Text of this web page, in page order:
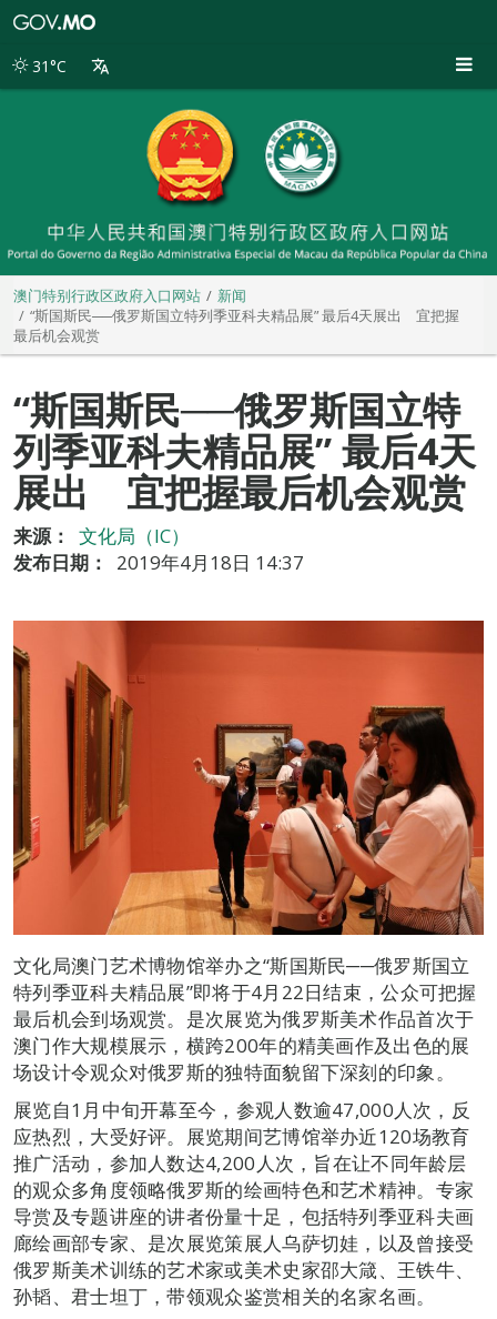
别
31°C
澳门特别行政区政府入口网站
新闻
“斯国斯民──俄罗斯国立特列季亚科夫精品展” 最后4天展出 宜把握
最后机会观赏
“斯国斯民──俄罗斯国立特
列季亚科夫精品展” 最后4天
展出 宜把握最后机会观赏
来源：
文化局（IC）
发布日期：
2019年4月18日 14:37
文化局澳门艺术博物馆举办之“斯国斯民──俄罗斯国立
特列季亚科夫精品展”即将于4月22日结束，公众可把握
最后机会到场观赏。是次展览为俄罗斯美术作品首次于
澳门作大规模展示，横跨200年的精美画作及出色的展
场设计令观众对俄罗斯的独特面貌留下深刻的印象。
展览自1月中旬开幕至今，参观人数逾47,000人次，反
应热烈，大受好评。展览期间艺博馆举办近120场教育
推广活动，参加人数达4,200人次，旨在让不同年龄层
的观众多角度领略俄罗斯的绘画特色和艺术精神。专家
导赏及专题讲座的讲者份量十足，包括特列季亚科夫画
廊绘画部专家、是次展览策展人乌萨切娃，以及曾接受
俄罗斯美术训练的艺术家或美术史家邵大箴、王铁牛、
孙韬、君士坦丁，带领观众鉴赏相关的名家名画。